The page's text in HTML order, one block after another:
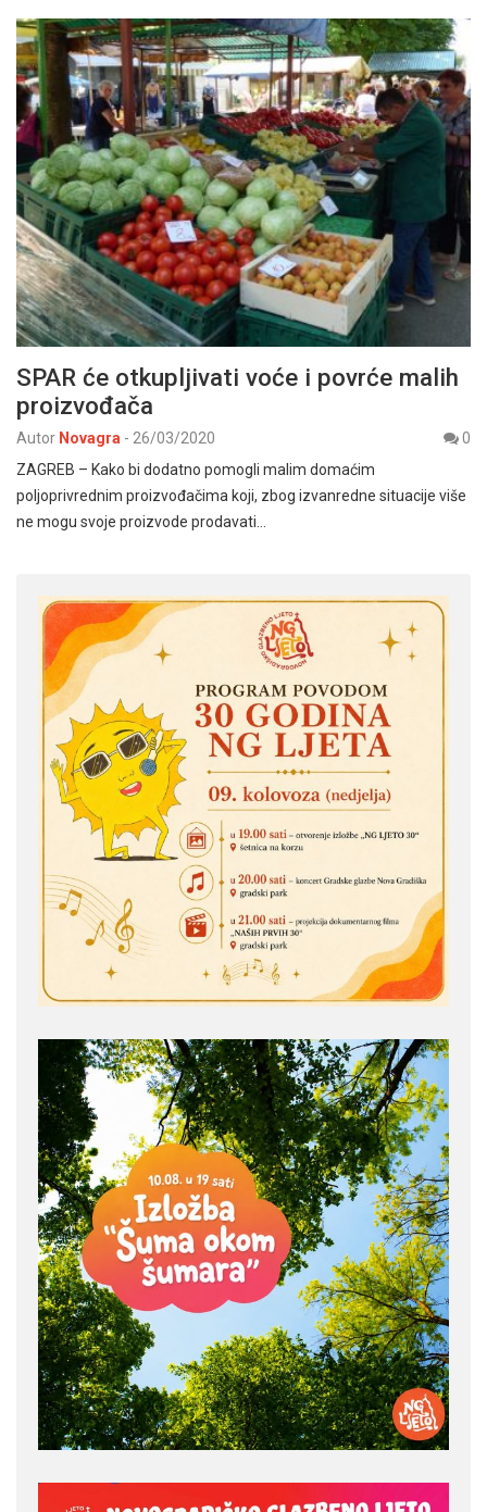
SPAR će otkupljivati voće i povrće malih
proizvođača
Autor Novagra - 26/03/2020
0
ZAGREB – Kako bi dodatno pomogli malim domaćim
poljoprivrednim proizvođačima koji, zbog izvanredne situacije više
ne mogu svoje proizvode prodavati…